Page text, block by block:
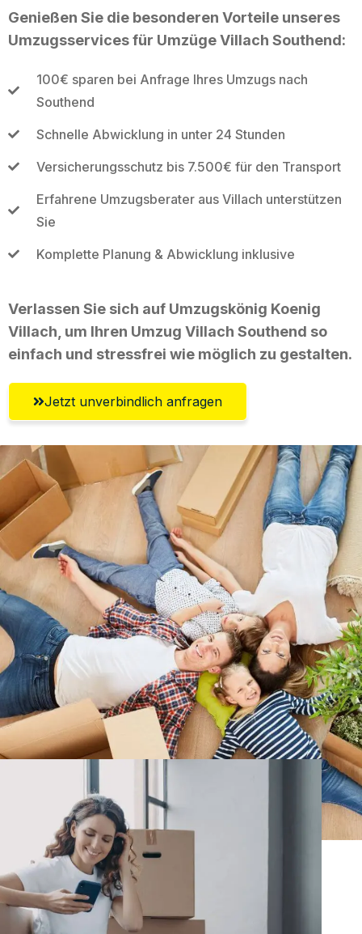
Genießen Sie die besonderen Vorteile unseres
Umzugsservices für Umzüge Villach Southend:
100€ sparen bei Anfrage Ihres Umzugs nach
Southend
Schnelle Abwicklung in unter 24 Stunden
Versicherungsschutz bis 7.500€ für den Transport
Erfahrene Umzugsberater aus Villach unterstützen
Sie
Komplette Planung & Abwicklung inklusive
Verlassen Sie sich auf Umzugskönig Koenig
Villach, um Ihren Umzug Villach Southend so
einfach und stressfrei wie möglich zu gestalten.
Jetzt unverbindlich anfragen